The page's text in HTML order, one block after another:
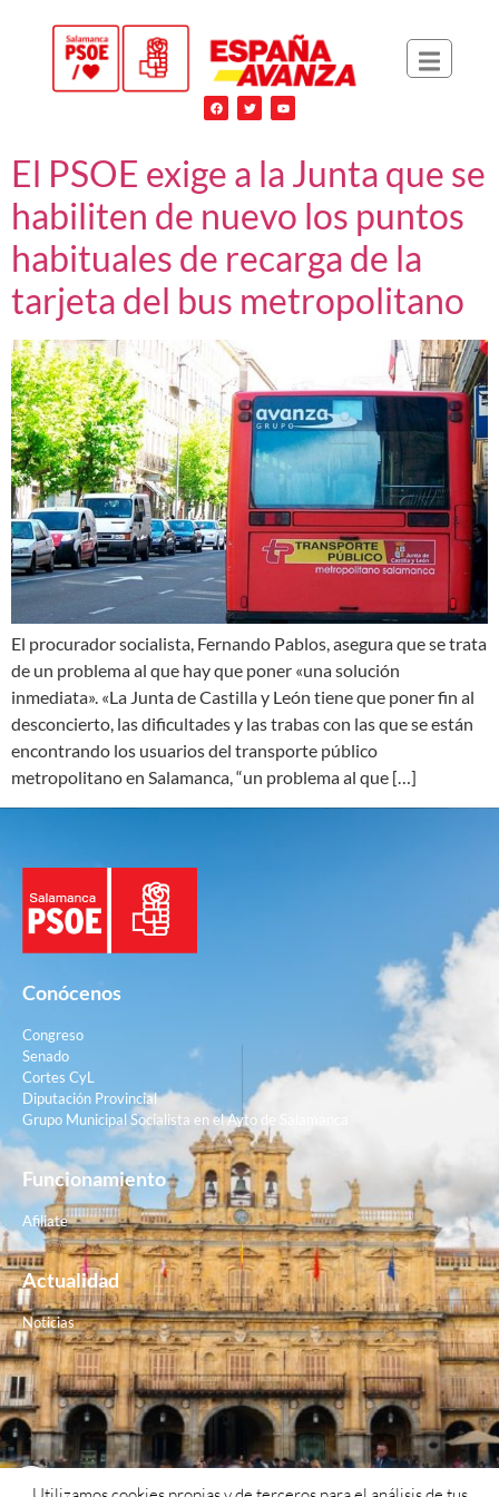
El PSOE exige a la Junta que se
habiliten de nuevo los puntos
habituales de recarga de la
tarjeta del bus metropolitano
El procurador socialista, Fernando Pablos, asegura que se trata
de un problema al que hay que poner «una solución
inmediata». «La Junta de Castilla y León tiene que poner fin al
desconcierto, las dificultades y las trabas con las que se están
encontrando los usuarios del transporte público
metropolitano en Salamanca, “un problema al que […]
Conócenos
Congreso
Senado
Cortes CyL
Diputación Provincial
Grupo Municipal Socialista en el Ayto de Salamanca
Funcionamiento
Afiliate
Actualidad
Noticias
Contacto